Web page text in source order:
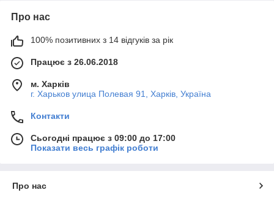
Про нас
100% позитивних з 14 відгуків за рік
Працює з 26.06.2018
м. Харків
г. Харьков улица Полевая 91, Харків, Україна
Контакти
Сьогодні працює з 09:00 до 17:00
Показати весь графік роботи
Про нас